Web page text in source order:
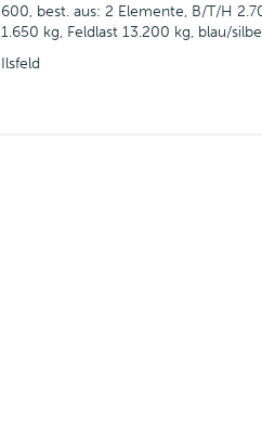
best. aus: 2 Elemente, B/T/H
kg, Feldlast 13.200 kg, blau/